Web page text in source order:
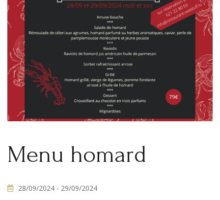
Menu homard
28/09/2024 - 29/09/2024